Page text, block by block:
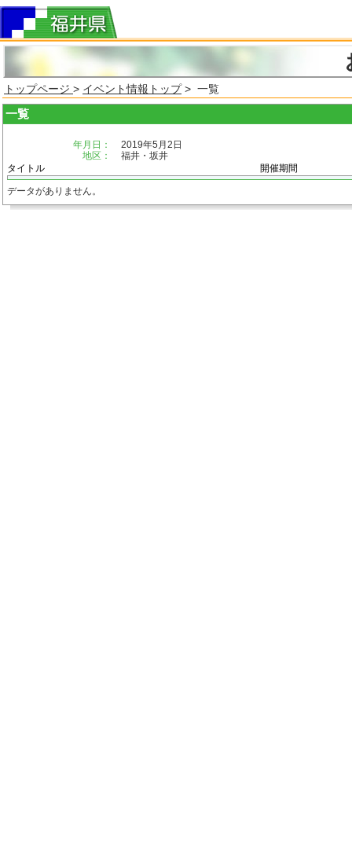
トップページ > イベント情報トップ> 一覧
一覧
年月日：
2019年5月2日
地区：
福井・坂井
タイトル
開催期間
データがありません。